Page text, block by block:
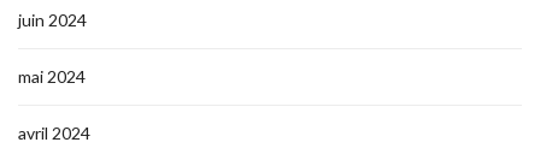
juin 2024
mai 2024
avril 2024